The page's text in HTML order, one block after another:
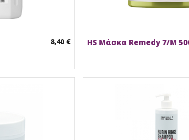
8,40 € HS Μάσκα Remedy 7/M